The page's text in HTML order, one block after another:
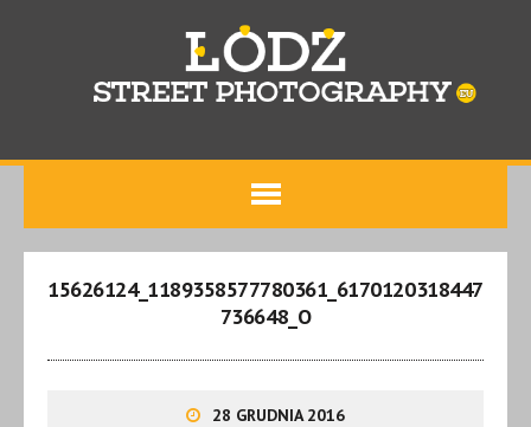
15626124_1189358577780361_6170120318447
736648_O
28 GRUDNIA 2016